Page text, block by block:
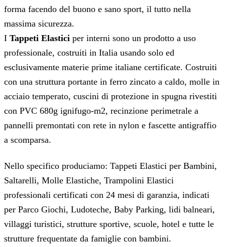
forma facendo del buono e sano sport, il tutto nella
massima sicurezza.
I Tappeti Elastici per interni sono un prodotto a uso
professionale, costruiti in Italia usando solo ed
esclusivamente materie prime italiane certificate. Costruiti
con una struttura portante in ferro zincato a caldo, molle in
acciaio temperato, cuscini di protezione in spugna rivestiti
con PVC 680g ignifugo-m2, recinzione perimetrale a
pannelli premontati con rete in nylon e fascette antigraffio
a scomparsa.
Nello specifico produciamo: Tappeti Elastici per Bambini,
Saltarelli, Molle Elastiche, Trampolini Elastici
professionali certificati con 24 mesi di garanzia, indicati
per Parco Giochi, Ludoteche, Baby Parking, lidi balneari,
villaggi turistici, strutture sportive, scuole, hotel e tutte le
strutture frequentate da famiglie con bambini.